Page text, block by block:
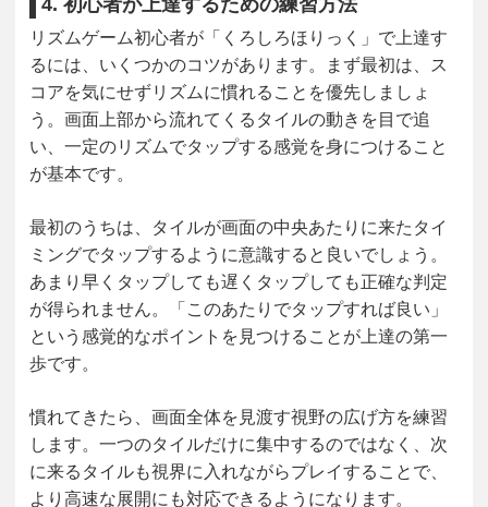
リズムゲーム初心者が「くろしろほりっく」で上達す
るには、いくつかのコツがあります。まず最初は、ス
コアを気にせずリズムに慣れることを優先しましょ
う。画面上部から流れてくるタイルの動きを目で追
い、一定のリズムでタップする感覚を身につけること
が基本です。
最初のうちは、タイルが画面の中央あたりに来たタイ
ミングでタップするように意識すると良いでしょう。
あまり早くタップしても遅くタップしても正確な判定
が得られません。「このあたりでタップすれば良い」
という感覚的なポイントを見つけることが上達の第一
歩です。
慣れてきたら、画面全体を見渡す視野の広げ方を練習
します。一つのタイルだけに集中するのではなく、次
に来るタイルも視界に入れながらプレイすることで、
より高速な展開にも対応できるようになります。